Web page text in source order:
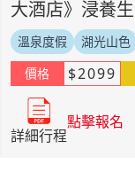
大酒店》浸養
溫泉度假
湖光山色
價格
$2099
詳細行程
點擊報名